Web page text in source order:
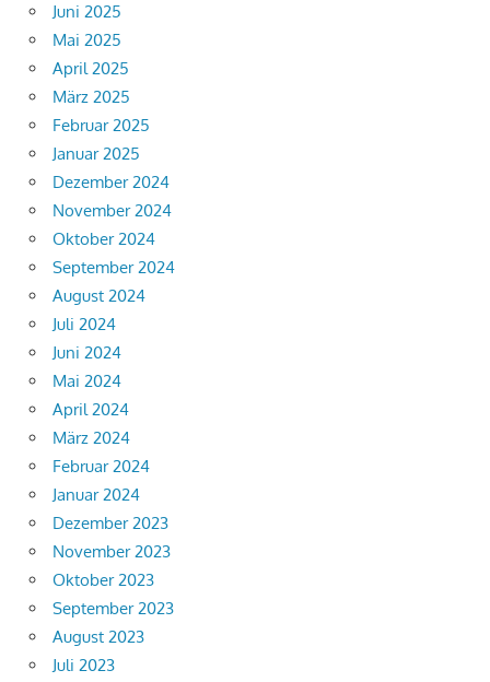
Juni 2025
Mai 2025
April 2025
März 2025
Februar 2025
Januar 2025
Dezember 2024
November 2024
Oktober 2024
September 2024
August 2024
Juli 2024
Juni 2024
Mai 2024
April 2024
März 2024
Februar 2024
Januar 2024
Dezember 2023
November 2023
Oktober 2023
September 2023
August 2023
Juli 2023